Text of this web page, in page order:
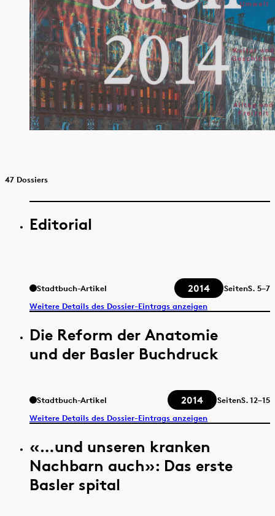
47 Dossiers
Editorial
Stadtbuch-Artikel 2014 SeitenS. 5–7
Weitere Details des Dossier-Eintrags anzeigen
Die Reform der Anatomie
und der Basler Buchdruck
Stadtbuch-Artikel 2014 SeitenS.12–15
Weitere Details des Dossier-Eintrags anzeigen
«…und unseren kranken
Nachbarn auch»: Das erste
Basler spital